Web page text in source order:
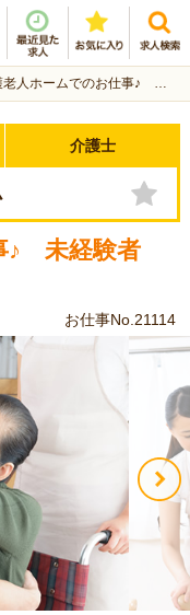
人ホームでのお仕事♪ 未経験者OK!
介護士
♪ 未経験者
お仕事No.21114